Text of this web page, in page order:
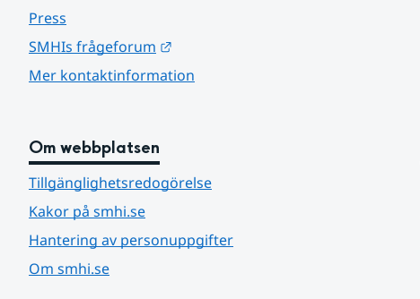
Press
SMHIs frågeforum
Mer kontaktinformation
Om webbplatsen
Tillgänglighetsredogörelse
Kakor på smhi.se
Hantering av personuppgifter
Om smhi.se